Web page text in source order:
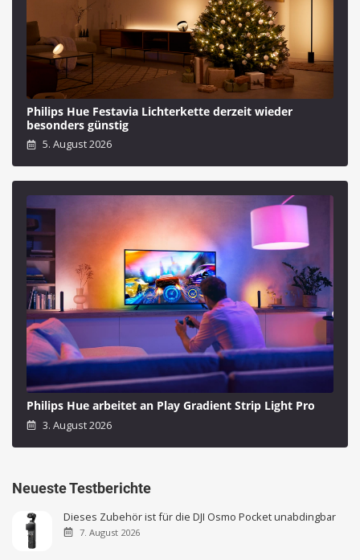
Philips Hue Festavia Lichterkette derzeit wieder
besonders günstig
5. August 2026
Philips Hue arbeitet an Play Gradient Strip Light Pro
3. August 2026
Neueste Testberichte
Dieses Zubehör ist für die DJI Osmo Pocket unabdingbar
7. August 2026